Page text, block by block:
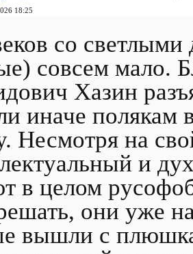
18:25
со
совсем мало.
Хазин
иначе полякам
Несмотря на
и
в целом
они уже
вышли с